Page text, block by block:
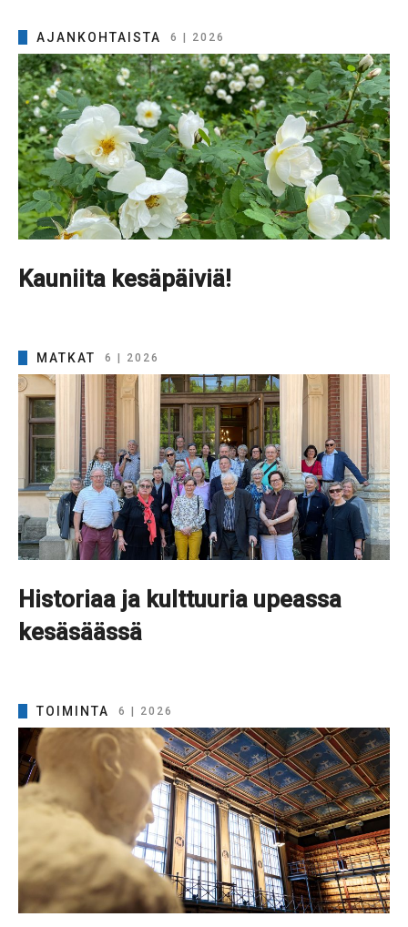
AJANKOHTAISTA 6 | 2026
Kauniita kesäpäiviä!
MATKAT 6 | 2026
Historiaa ja kulttuuria upeassa
kesäsäässä
TOIMINTA 6 | 2026